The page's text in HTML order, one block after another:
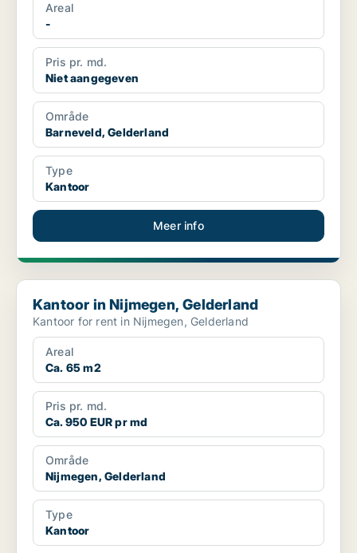
Areal
-
Pris pr. md.
Niet aangegeven
Område
Barneveld, Gelderland
Type
Kantoor
Meer info
Kantoor in Nijmegen, Gelderland
Kantoor in Nijmegen, Gelderland
Kantoor for rent in Nijmegen, Gelderland
Areal
Ca. 65 m2
Pris pr. md.
Ca. 950 EUR pr md
Område
Nijmegen, Gelderland
Type
Kantoor